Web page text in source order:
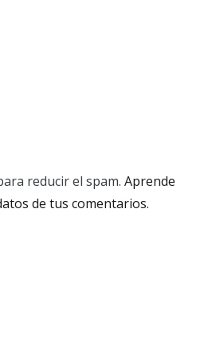
reducir el spam. Aprende
de tus comentarios.